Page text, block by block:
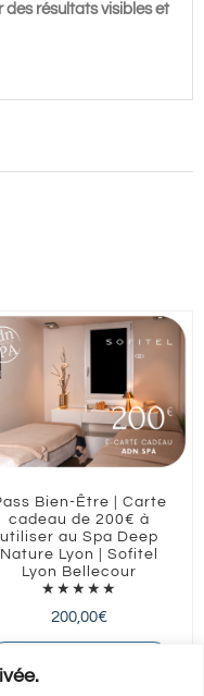
résultats visibles et
Bien-Être | Carte
cadeau de 200€ à
utiliser au Spa Deep
Nature Lyon | Sofitel
Lyon Bellecour
★★★★★
200,00€